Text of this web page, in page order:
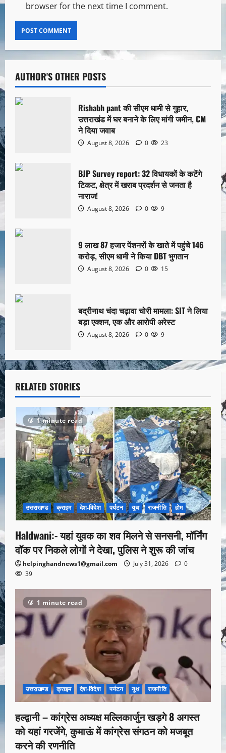
browser for the next time I comment.
AUTHOR'S OTHER POSTS
Rishabh pant की सीएम धामी से गुहार,
उत्तराखंड में घर बनाने के लिए मांगी जमीन, CM
ने दिया जवाब
August 8, 2026 0 23
BJP Survey report: 32 विधायकों के कटेंगे
टिकट, क्षेत्र में खराब प्रदर्शन से जनता है
नाराज!
August 8, 2026 0 9
9 लाख 87 हजार पेंशनरों के खाते में पहुंचे 146
करोड़, सीएम धामी ने किया DBT भुगतान
August 8, 2026 0 15
बद्रीनाथ चंदा चढ़ावा चोरी मामला: SIT ने लिया
बड़ा एक्शन, एक और आरोपी अरेस्ट
August 8, 2026 0 9
RELATED STORIES
1 minute read
उत्तराखण्ड क्राइम देश-विदेश पर्यटन यूथ राजनीति होम
Haldwani:- यहां युवक का शव मिलने से सनसनी, मॉर्निंग
वॉक पर निकले लोगों ने देखा, पुलिस ने शुरू की जांच
helpinghandnews1@gmail.com July 31, 2026
0
39
1 minute read
उत्तराखण्ड क्राइम देश-विदेश पर्यटन यूथ राजनीति
हल्द्वानी – कांग्रेस अध्यक्ष मल्लिकार्जुन खड़गे 8 अगस्त
को यहां गरजेंगे, कुमाऊं में कांग्रेस संगठन को मजबूत
करने की रणनीति